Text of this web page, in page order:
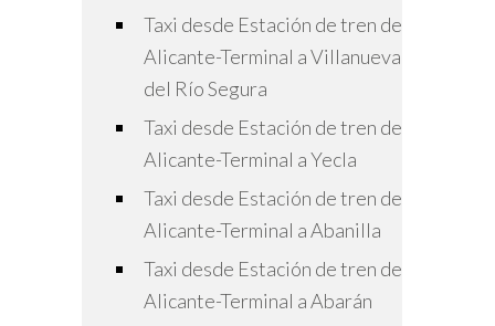
Taxi desde Estación de tren de
Alicante-Terminal a Villanueva
del Río Segura
Taxi desde Estación de tren de
Alicante-Terminal a Yecla
Taxi desde Estación de tren de
Alicante-Terminal a Abanilla
Taxi desde Estación de tren de
Alicante-Terminal a Abarán